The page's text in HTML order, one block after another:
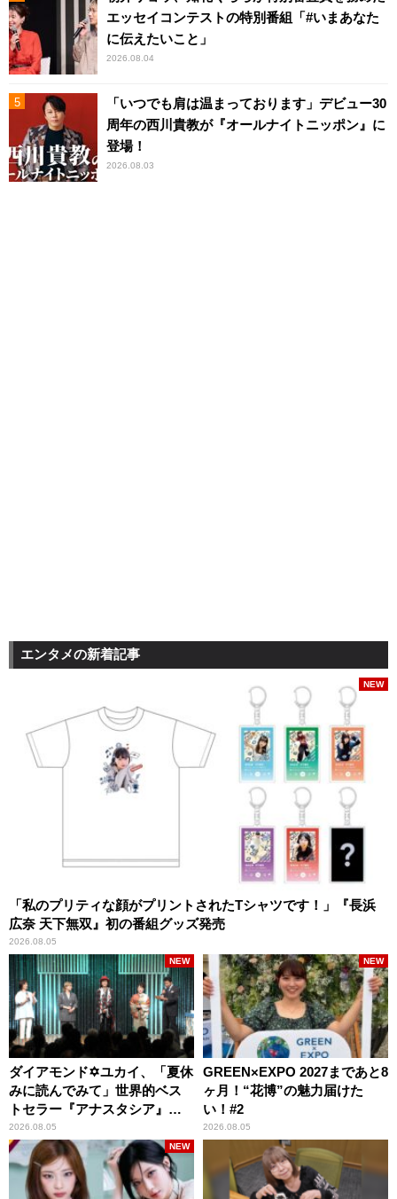
エッセイコンテストの特別番組「#いまあなた
に伝えたいこと」
2026.08.04
「いつでも肩は温まっております」デビュー30
周年の西川貴教が『オールナイトニッポン』に
登場！
2026.08.03
エンタメの新着記事
「私のプリティな顔がプリントされたTシャツです！」『長浜
広奈 天下無双』初の番組グッズ発売
2026.08.05
NEW
ダイアモンド✡ユカイ、「夏休
みに読んでみて」世界的ベス
トセラー『アナスタシア』を
紹介
2026.08.05
NEW
GREEN×EXPO 2027まであと8
ヶ月！“花博”の魅力届けた
い！#2
2026.08.05
NEW
NEW